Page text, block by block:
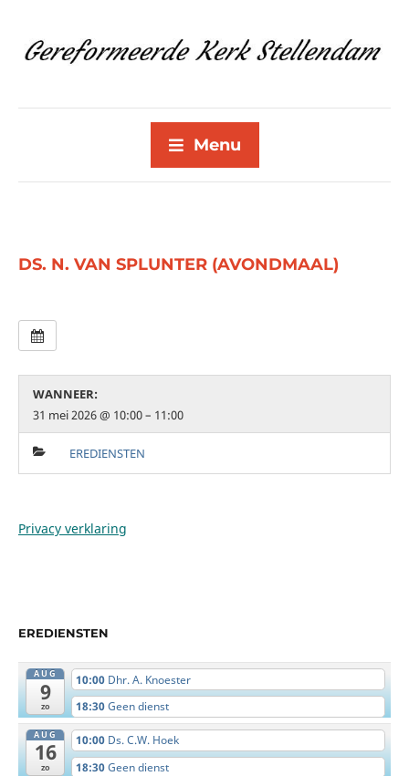
Menu
DS. N. VAN SPLUNTER (AVONDMAAL)
WANNEER:
31 mei 2026 @ 10:00 – 11:00
EREDIENSTEN
Privacy verklaring
EREDIENSTEN
AUG
9
zo
10:00 Dhr. A. Knoester
18:30Geen dienst
AUG
16
zo
10:00 Ds. C.W. Hoek
18:30Geen dienst